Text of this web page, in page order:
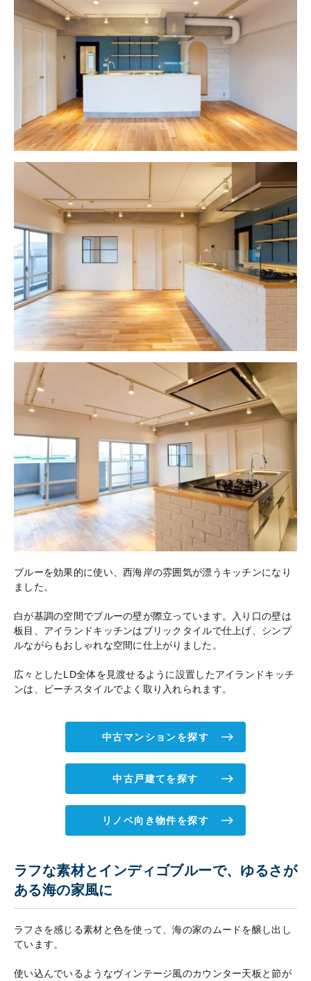
ブルーを効果的に使い、西海岸の雰囲気が漂うキッチンになり
ました。
白が基調の空間でブルーの壁が際立っています。入り口の壁は
板目、アイランドキッチンはブリックタイルで仕上げ、シンプ
ルながらもおしゃれな空間に仕上がりました。
広々としたLD全体を見渡せるように設置したアイランドキッチ
ンは、ビーチスタイルでよく取り入れられます。
中古マンションを探す
中古戸建てを探す
リノベ向き物件を探す
ラフな素材とインディゴブルーで、ゆるさが
ある海の家風に
ラフさを感じる素材と色を使って、海の家のムードを醸し出し
ています。
使い込んでいるようなヴィンテージ風のカウンター天板と節が